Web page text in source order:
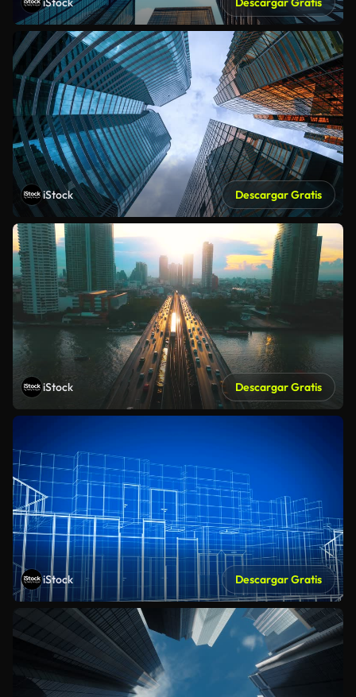
iStock Descargar Gratis
iStock Descargar Gratis
iStock Descargar Gratis